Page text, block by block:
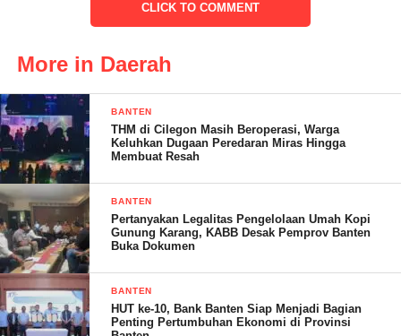
oleh daerah lainnya,” kata Al Muktabar.
Selain itu, lanjut Al Muktabar, Provinsi Banten juga menjadi
pusat kegiatan ekonomi syariah baik tingkat nasional maupun
internasional.
“Dengan itu, Banten dicanangkan untuk menumbuhkan pusat
ekonomi dan keuangan syariah, bahkan sampai tingkat dunia
untuk kita mengambil peran di sana,” ujarnya.
Untuk mendukung itu, pada saat Musrembang kemarin kita telah
memposisikan semua sektor-sektor itu untuk bisa terwadahi di
dalam upaya membangun Provinsi Banten dengan
pengembangan sedemikian rupa.
CLICK TO COMMENT
More in Daerah
BANTEN
THM di Cilegon Masih Beroperasi, Warga
Keluhkan Dugaan Peredaran Miras Hingga
Membuat Resah
BANTEN
Pertanyakan Legalitas Pengelolaan Umah Kopi
Gunung Karang, KABB Desak Pemprov Banten
Buka Dokumen
BANTEN
HUT ke-10, Bank Banten Siap Menjadi Bagian
Penting Pertumbuhan Ekonomi di Provinsi